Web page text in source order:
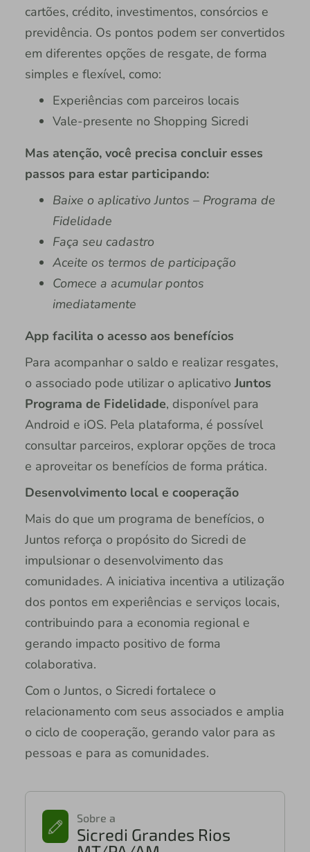
cartões, crédito, investimentos, consórcios e
previdência. Os pontos podem ser convertidos
em diferentes opções de resgate, de forma
simples e flexível, como:
Experiências com parceiros locais
Vale-presente no Shopping Sicredi
Mas atenção, você precisa concluir esses
passos para estar participando:
Baixe o aplicativo Juntos – Programa de
Fidelidade
Faça seu cadastro
Aceite os termos de participação
Comece a acumular pontos
imediatamente
App facilita o acesso aos benefícios
Para acompanhar o saldo e realizar resgates,
o associado pode utilizar o aplicativo Juntos
Programa de Fidelidade, disponível para
Android e iOS. Pela plataforma, é possível
consultar parceiros, explorar opções de troca
e aproveitar os benefícios de forma prática.
Desenvolvimento local e cooperação
Mais do que um programa de benefícios, o
Juntos reforça o propósito do Sicredi de
impulsionar o desenvolvimento das
comunidades. A iniciativa incentiva a utilização
dos pontos em experiências e serviços locais,
contribuindo para a economia regional e
gerando impacto positivo de forma
colaborativa.
Com o Juntos, o Sicredi fortalece o
relacionamento com seus associados e amplia
o ciclo de cooperação, gerando valor para as
pessoas e para as comunidades.
Sobre a
Sicredi Grandes Rios